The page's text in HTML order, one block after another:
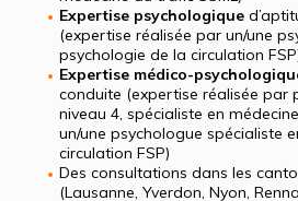
Expertise psychologique
(expertise réalisée par un/une
psychologie de la circulation
Expertise médico-
conduite (expertise réalisée par
niveau 4, spécialiste en
un/une psychologue spécialiste
circulation FSP)
Des consultations dans les
(Lausanne, Yverdon, Nyon,